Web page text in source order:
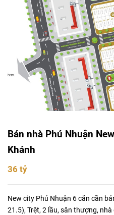
Bán nhà Phú Nhuận
Khánh
36 tỷ
New city Phú Nhuận 6 căn cần
21.5), Trệt, 2 lầu, sân thượng,